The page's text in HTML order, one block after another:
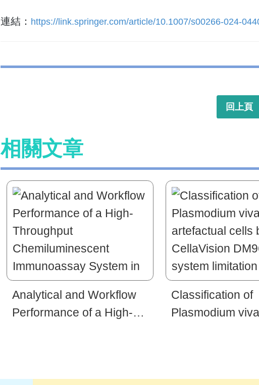
連結： https://link.springer.com/article/10.1007/s00266-024-
回上頁
相關文章
Analytical and Workflow
Performance of a High-
Classification of
Plasmodium